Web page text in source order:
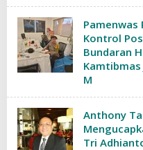
Pamenwas
Kontrol
Bundaran
M
Anthony
Tri